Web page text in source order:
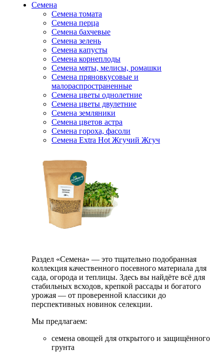
Семена
Семена томата
Семена перца
Семена бахчевые
Семена зелень
Семена капусты
Семена корнеплоды
Семена мяты, мелисы, ромашки
Семена пряновкусовые и
малораспространенные
Семена цветы однолетние
Семена цветы двулетние
Семена земляники
Семена цветов астра
Семена гороха, фасоли
Семена Extra Hot Жгучий Жгуч
Раздел «Семена» — это тщательно подобранная
коллекция качественного посевного материала для
сада, огорода и теплицы. Здесь вы найдёте всё для
стабильных всходов, крепкой рассады и богатого
урожая — от проверенной классики до
перспективных новинок селекции.
Мы предлагаем:
семена овощей для открытого и защищённого
грунта